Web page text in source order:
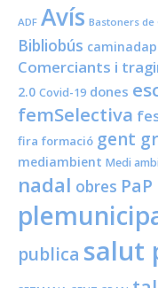
ADF Avís Bastoners de
Bibliobús
Comerciants i
2.0 Covid-19 dones
femSelectiva
fira formació gent
mediambient Medi
nadal obres PaP
publica salut